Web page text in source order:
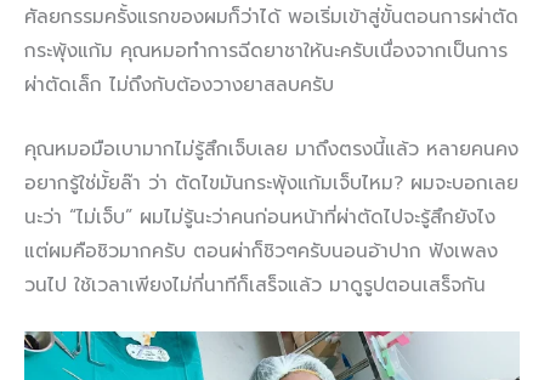
ศัลยกรรมครั้งแรกของผมก็ว่าได้ พอเริ่มเข้าสู่ขั้นตอนการผ่าตัด
กระพุ้งแก้ม คุณหมอทำการฉีดยาชาให้นะครับเนื่องจากเป็นการ
ผ่าตัดเล็ก ไม่ถึงกับต้องวางยาสลบครับ
คุณหมอมือเบามากไม่รู้สึกเจ็บเลย มาถึงตรงนี้แล้ว หลายคนคง
อยากรู้ใช่มั้ยล๊า ว่า ตัดไขมันกระพุ้งแก้มเจ็บไหม? ผมจะบอกเลย
นะว่า “ไม่เจ็บ” ผมไม่รู้นะว่าคนก่อนหน้าที่ผ่าตัดไปจะรู้สึกยังไง
แต่ผมคือชิวมากครับ ตอนผ่าก็ชิวๆครับนอนอ้าปาก ฟังเพลง
วนไป ใช้เวลาเพียงไม่กี่นาทีก็เสร็จแล้ว มาดูรูปตอนเสร็จกัน